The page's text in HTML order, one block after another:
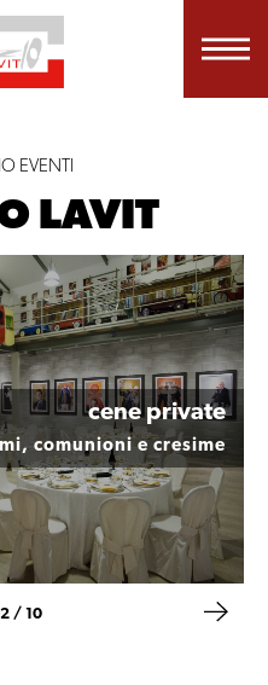
EVENTI
LAVIT
cene private
comunioni e cresime
/ 10